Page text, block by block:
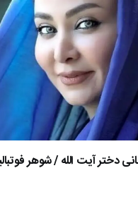
دختر آیت الله / شوهر